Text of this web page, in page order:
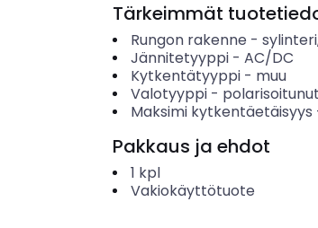
Tärkeimmät
Rungon rakenne -
Jännitetyyppi- AC/DC
Kytkentätyyppi- muu
Valotyyppi-
Maksimi kytkentäetäisyys
Pakkaus ja ehdot
1 kpl
Vakiokäyttötuote